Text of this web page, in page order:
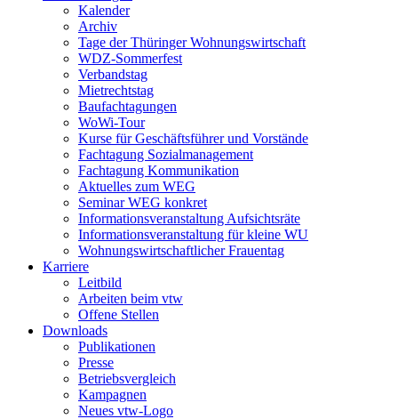
Kalender
Archiv
Tage der Thüringer Wohnungswirtschaft
WDZ-Sommerfest
Verbandstag
Mietrechtstag
Baufachtagungen
WoWi-Tour
Kurse für Geschäftsführer und Vorstände
Fachtagung Sozialmanagement
Fachtagung Kommunikation
Aktuelles zum WEG
Seminar WEG konkret
Informationsveranstaltung Aufsichtsräte
Informationsveranstaltung für kleine WU
Wohnungswirtschaftlicher Frauentag
Karriere
Leitbild
Arbeiten beim vtw
Offene Stellen
Downloads
Publikationen
Presse
Betriebsvergleich
Kampagnen
Neues vtw-Logo